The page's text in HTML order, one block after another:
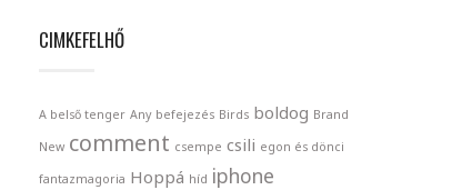
CIMKEFELHŐ
A belső tenger Any befejezés Birds boldog Brand
New comment csempe csili egon és dönci
fantazmagoria Hoppá híd iphone